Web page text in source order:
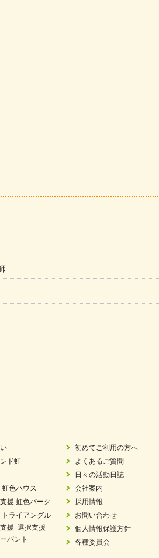
ました
す。
Junior」
ド虹
色ハウス
援 虹色パーク
トライアングル
援･選択支援
バント
初めてご利用の方へ
よくあるご質問
日々の活動日誌
会社案内
採用情報
お問い合わせ
個人情報保護方針
各種委員会